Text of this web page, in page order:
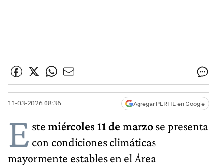
11-03-2026 08:36 Agregar PERFIL en Google
E ste miércoles 11 de marzo se presenta
con condiciones climáticas
mayormente estables en el Área